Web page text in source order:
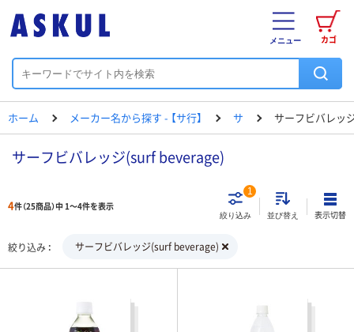
カゴ
メニュー
ホーム メーカー名から探す - 【サ行】 サ サーフビバレッ
サーフビバレッジ(surf beverage)
4件（25商品）中 1～4件を表示
絞り込み
1
並び替え 表示切替
絞り込み サーフビバレッジ(surf beverage)